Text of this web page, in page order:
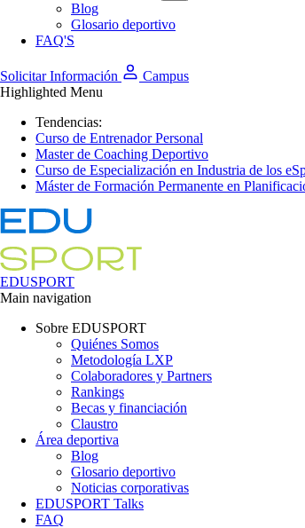
Blog
Glosario deportivo
FAQ'S
Solicitar Información
Campus
Highlighted Menu
Tendencias:
Curso de Entrenador Personal
Master de Coaching Deportivo
Curso de Especialización en Industria de los
Máster de Formación Permanente en
EDUSPORT
Main navigation
Sobre EDUSPORT
Quiénes Somos
Metodología LXP
Colaboradores y Partners
Rankings
Becas y financiación
Claustro
Área deportiva
Blog
Glosario deportivo
Noticias corporativas
EDUSPORT Talks
FAQ